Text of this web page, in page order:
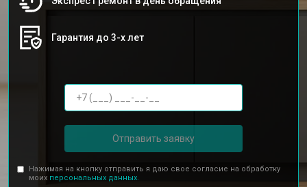
Гарантия до 3-х лет
Отправить заявку
Нажимая на кнопку отправить я даю свое согласие на обработку
моих персональных данных.